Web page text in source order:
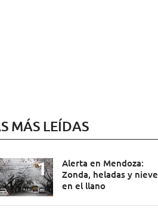
MÁS LEÍDAS
Alerta en Mendoza:
Zonda, heladas y nieve
en el llano